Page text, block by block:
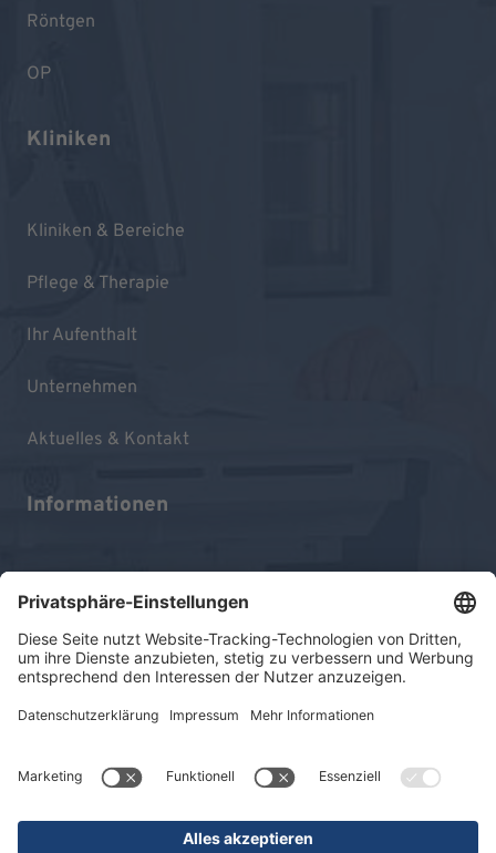
Röntgen
OP
Kliniken
Kliniken & Bereiche
Pflege & Therapie
Ihr Aufenthalt
Unternehmen
Aktuelles & Kontakt
Informationen
Impressum
Datenschutz
Sitemap